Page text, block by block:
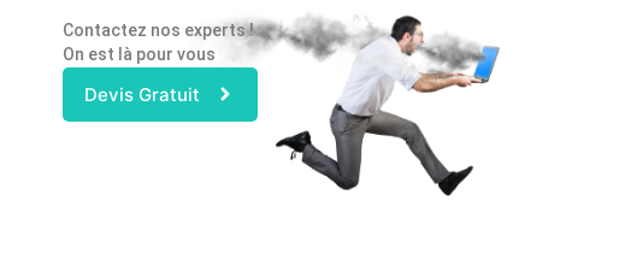
Contactez nos experts !
On est là pour vous
Devis Gratuit